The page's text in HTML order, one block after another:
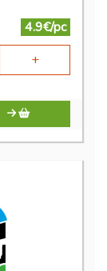
4.9€/pc
+